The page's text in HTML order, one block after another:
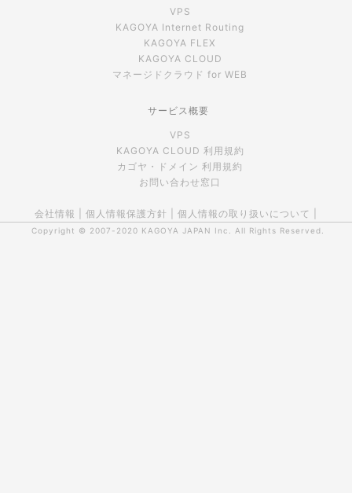
VPS
KAGOYA Internet Routing
KAGOYA FLEX
KAGOYA CLOUD
マネージドクラウド for WEB
サービス概要
VPS
KAGOYA CLOUD 利用規約
カゴヤ・ドメイン 利用規約
お問い合わせ窓口
会社情報 個人情報保護方針 個人情報の取り扱いについて
Copyright © 2007-2020 KAGOYA JAPAN Inc. All Rights Reserved.